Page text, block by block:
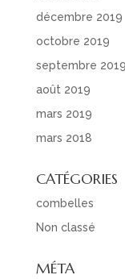
décembre 2019
octobre 2019
septembre 2019
août 2019
mars 2019
mars 2018
CATÉGORIES
combelles
Non classé
MÉTA